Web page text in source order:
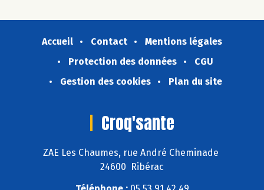
Accueil Contact
Mentions légales
Protection des données
CGU
Gestion des cookies
Plan du site
Croq'sante
ZAE Les Chaumes, rue André Cheminade
24600 Ribérac